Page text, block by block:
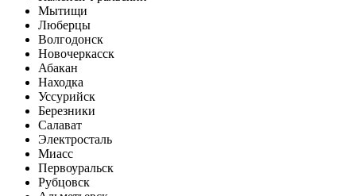
Мытищи
Люберцы
Волгодонск
Новочеркасск
Абакан
Находка
Уссурийск
Березники
Салават
Электросталь
Миасс
Первоуральск
Рубцовск